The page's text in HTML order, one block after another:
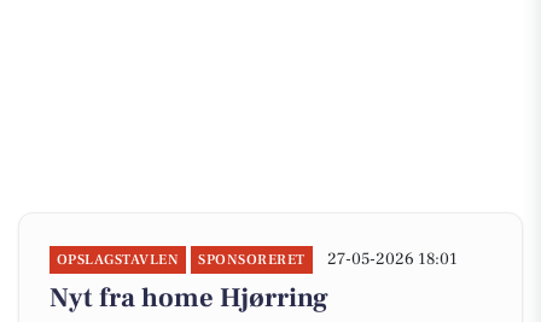
OPSLAGSTAVLEN SPONSORERET 27-05-2026 18:01
Nyt fra home Hjørring